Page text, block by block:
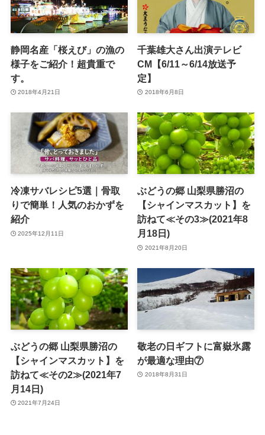
静岡名産「桜えび」の漁の
様子をご紹介！超貴重で
す。
2018年4月21日
千葉雄大さん出演テレビ
CM【6/11～6/14放送予
定】
2018年6月8日
冷凍サバレシピ5選｜骨取
りで簡単！人気のおかずを
紹介
2025年12月11日
ぶどうの郷 山梨県勝沼の
【シャインマスカット】を
訪ねて≪その3≫(2021年8
月18日)
2021年8月20日
ぶどうの郷 山梨県勝沼の
【シャインマスカット】を
訪ねて≪その2≫(2021年7
月14日)
2021年7月24日
敬老の日ギフトに富嶽氷露
が最適な理由⑦
2018年8月31日